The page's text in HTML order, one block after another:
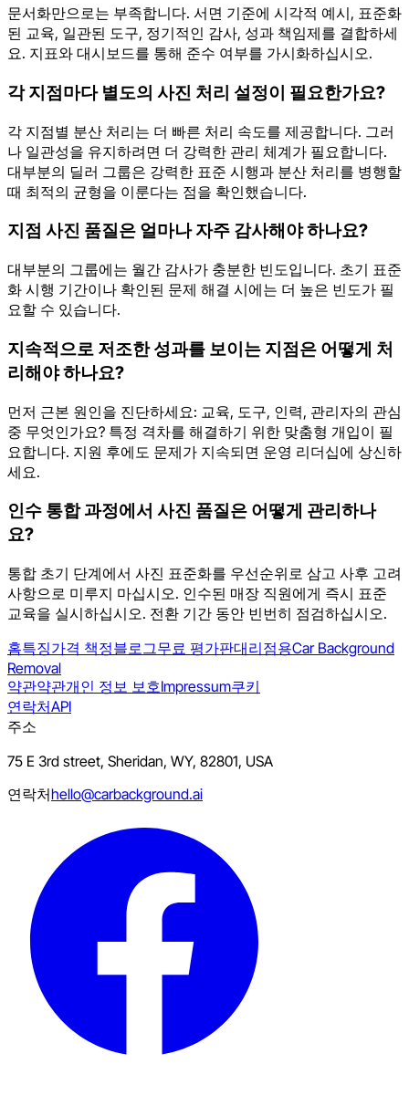
문서화만으로는 부족합니다. 서면 기준에 시각적 예시, 표준화
된 교육, 일관된 도구, 정기적인 감사, 성과 책임제를 결합하세
요. 지표와 대시보드를 통해 준수 여부를 가시화하십시오.
각 지점마다 별도의 사진 처리 설정이 필요한가요?
각 지점별 분산 처리는 더 빠른 처리 속도를 제공합니다. 그러
나 일관성을 유지하려면 더 강력한 관리 체계가 필요합니다.
대부분의 딜러 그룹은 강력한 표준 시행과 분산 처리를 병행할
때 최적의 균형을 이룬다는 점을 확인했습니다.
지점 사진 품질은 얼마나 자주 감사해야 하나요?
대부분의 그룹에는 월간 감사가 충분한 빈도입니다. 초기 표준
화 시행 기간이나 확인된 문제 해결 시에는 더 높은 빈도가 필
요할 수 있습니다.
지속적으로 저조한 성과를 보이는 지점은 어떻게 처
리해야 하나요?
먼저 근본 원인을 진단하세요: 교육, 도구, 인력, 관리자의 관심
중 무엇인가요? 특정 격차를 해결하기 위한 맞춤형 개입이 필
요합니다. 지원 후에도 문제가 지속되면 운영 리더십에 상신하
세요.
인수 통합 과정에서 사진 품질은 어떻게 관리하나
요?
통합 초기 단계에서 사진 표준화를 우선순위로 삼고 사후 고려
사항으로 미루지 마십시오. 인수된 매장 직원에게 즉시 표준
교육을 실시하십시오. 전환 기간 동안 빈번히 점검하십시오.
홈특징가격 책정블로그무료 평가판대리점용Car Background
Removal
약관약관개인 정보 보호Impressum쿠키
연락처API
주소
75 E 3rd street, Sheridan, WY, 82801, USA
연락처hello@carbackground.ai